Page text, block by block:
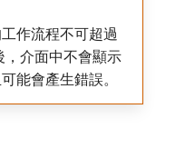
作流程不可超過
，介面中不會顯示
能會產生錯誤。